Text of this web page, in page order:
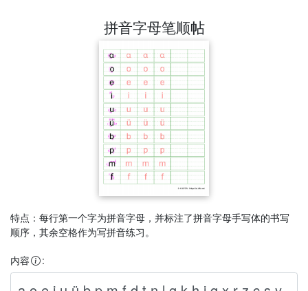
拼音字母笔顺帖
特点：每行第一个字为拼音字母，并标注了拼音字母手写体的书写
顺序，其余空格作为写拼音练习。
内容 :